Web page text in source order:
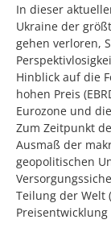
In dieser
Ukraine der
gehen verloren,
Hinblick auf die
hohen Preis
Eurozone und
Zum Zeitpunkt
Ausmaß der
geopolitischen
Teilung der Welt